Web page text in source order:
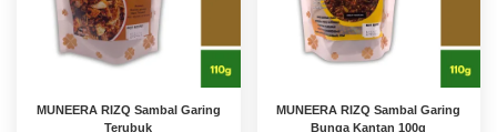
MUNEERA RIZQ Sambal Garing
Terubuk
MUNEERA RIZQ Sambal Garing
Bunga Kantan 100g